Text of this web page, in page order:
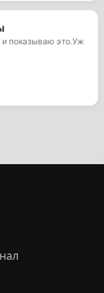
показываю это.Уж